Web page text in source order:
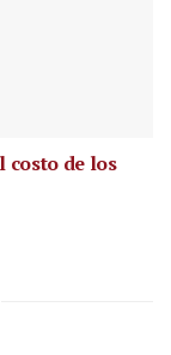
costo de los